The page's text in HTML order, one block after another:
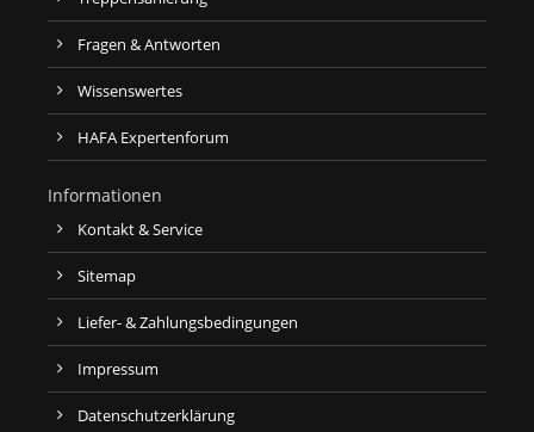
Fragen & Antworten
Wissenswertes
HAFA Expertenforum
Informationen
Kontakt & Service
Sitemap
Liefer- & Zahlungsbedingungen
Impressum
Datenschutzerklärung